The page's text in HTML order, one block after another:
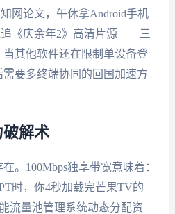
网论文，午休拿Android手机
追《庆余年2》高清片源——三
其他软件还在限制单设备登
要多终端协同的回国加速方
解术
。100Mbps独享带宽意味着：
时，你4秒加载完芒果TV的
流量池管理系统动态分配资